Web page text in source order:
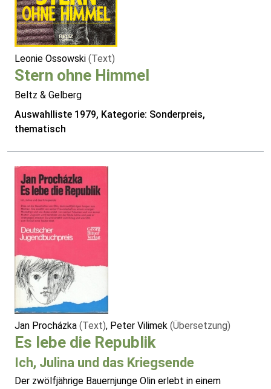
Leonie Ossowski (Text)
Stern ohne Himmel
Beltz & Gelberg
Auswahlliste 1979, Kategorie: Sonderpreis,
thematisch
Jan Procházka (Text), Peter Vilimek (Übersetzung)
Es lebe die Republik
Ich, Julina und das Kriegsende
Der zwölfjährige Bauernjunge Olin erlebt in einem